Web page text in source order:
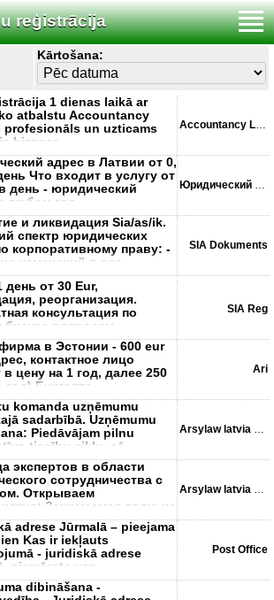
reģistrācija
Kārtošana:
1 dienas laikā ar
atbalstu Accountancy
profesionāls un uzticams
biznesa
Accountancy Latvia
адрес в Латвии от 0,
Что входит в услугу от
день - юридический
любом гор
Юридический адрес
и ликвидация Sia/as/ik.
спектр юридических
корпоративному праву: -
изменений в рег
SIA Dokuments
день от 30 Eur,
реорганизация.
консультация по
вопросам.
какую фо
SIA Reg
в Эстонии - 600 eur
контактное лицо
в цену на 1 год, далее 250
год) Бухгалте
Ari
komanda uzņēmumu
sadarbībā. Uzņēmumu
Piedāvājam pilnu
tiesību ciklu, sā
Arsylaw latvia SIA
экспертов в области
сотрудничества с
Открываем
Занимаемся полным
Arsylaw latvia SIA
adrese Jūrmalā – pieejama
Kas ir iekļauts
- juridiskā adrese
piemērota uzņ
Post Office
dibināšana -